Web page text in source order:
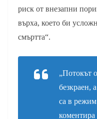
риск от внезапни
върха, което би
смъртта“.
„Потокът
безкраен,
са в режим